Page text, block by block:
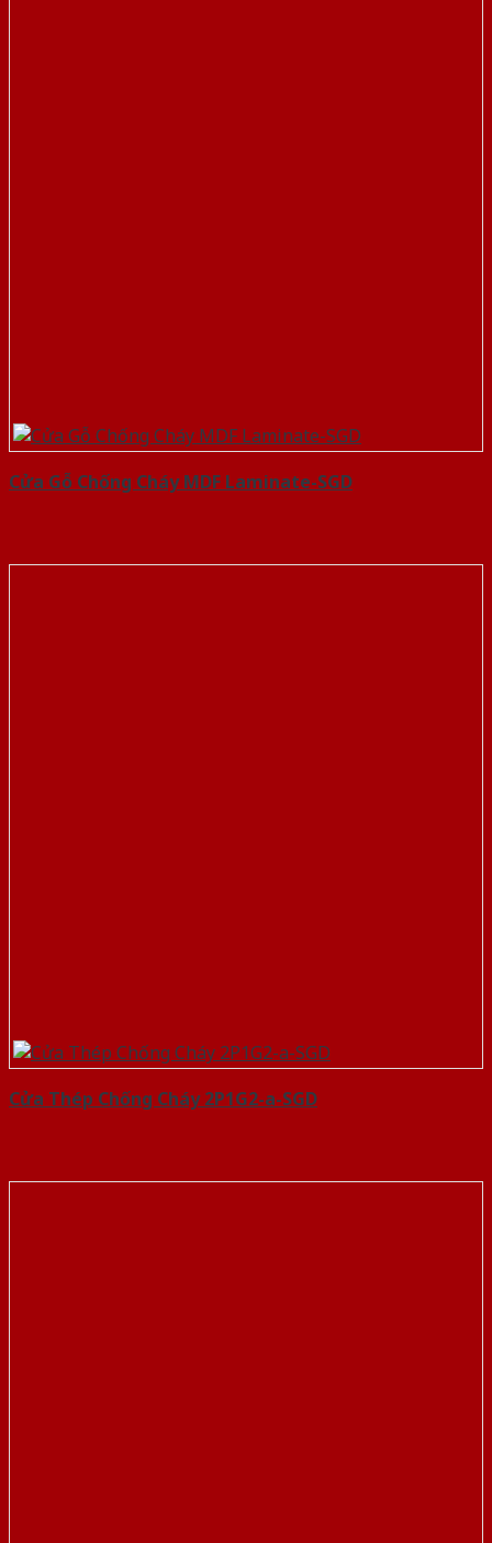
Cửa Gỗ Chống Cháy MDF Laminate-SGD
Cửa Thép Chống Cháy 2P1G2-a-SGD